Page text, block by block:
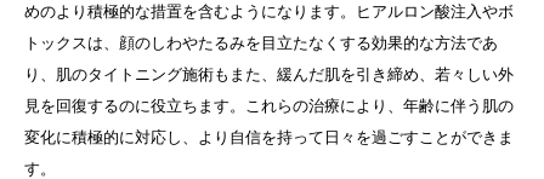
めのより積極的な措置を含むようになります。ヒアルロン酸注入やボ
トックスは、顔のしわやたるみを目立たなくする効果的な方法であ
り、肌のタイトニング施術もまた、緩んだ肌を引き締め、若々しい外
見を回復するのに役立ちます。これらの治療により、年齢に伴う肌の
変化に積極的に対応し、より自信を持って日々を過ごすことができま
す。